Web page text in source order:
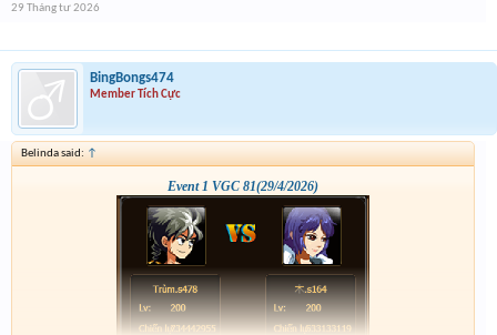
29 Tháng tư 2026
BingBongs474
Member Tích Cực
Belinda said: ↑
Event 1 VGC 81(29/4/2026)